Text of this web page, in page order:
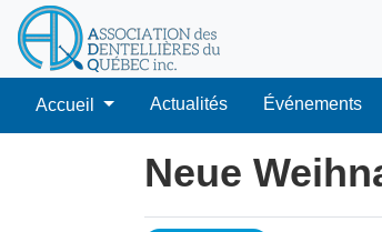
Accueil Actualités Événements
Neue